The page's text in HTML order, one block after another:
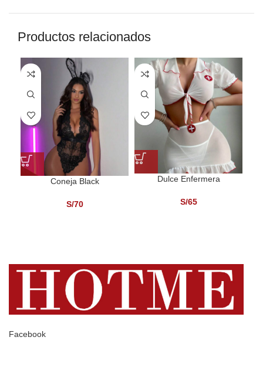
Productos relacionados
Coneja Black
S/70
Dulce Enfermera
S/65
Facebook